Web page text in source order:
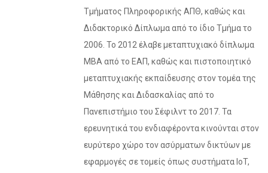
Τμήματος Πληροφορικής ΑΠΘ, καθώς και
Διδακτορικό Δίπλωμα από το ίδιο Τμήμα το
2006. Το 2012 έλαβε μεταπτυχιακό δίπλωμα
ΜΒΑ από το ΕΑΠ, καθώς και πιστοποιητικό
μεταπτυχιακής εκπαίδευσης στον τομέα της
Μάθησης και Διδασκαλίας από το
Πανεπιστήμιο του Σέφιλντ το 2017. Τα
ερευνητικά του ενδιαφέροντα κινούνται στον
ευρύτερο χώρο τον ασύρματων δικτύων με
εφαρμογές σε τομείς όπως συστήματα IoT,